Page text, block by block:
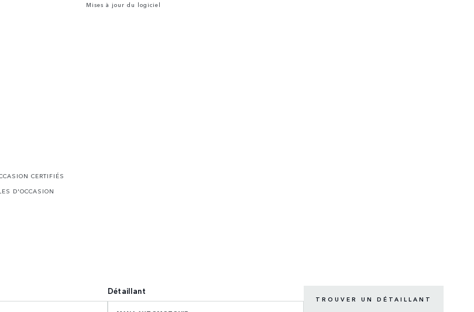
CERTIFIÉS
D'OCCASION
Mises à jour du logiciel
Détaillant
TROUVER UN DÉTAILLANT